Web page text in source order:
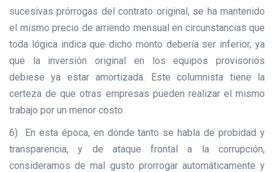
sucesivas prórrogas del contrato original, se ha mantenido
el mismo precio de arriendo mensual en circunstancias que
toda lógica indica que dicho monto debería ser inferior, ya
que la inversión original en los equipos provisorios
debiese ya estar amortizada. Este columnista tiene la
certeza de que otras empresas pueden realizar el mismo
trabajo por un menor costo.
6) En esta época, en donde tanto se habla de probidad y
transparencia, y de ataque frontal a la corrupción,
consideramos de mal gusto prorrogar automáticamente y